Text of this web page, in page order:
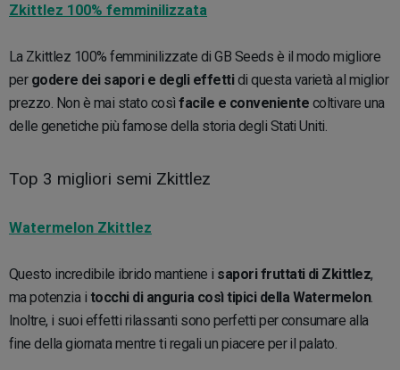
Zkittlez 100% femminilizzata
La Zkittlez 100% femminilizzate di GB Seeds è il modo migliore
per godere dei sapori e degli effettidi questa varietà al miglior
prezzo. Non è mai stato cosìfacile e conveniente coltivare una
delle genetiche più famose della storia degli Stati Uniti.
Top 3 migliori semi Zkittlez
Watermelon Zkittlez
Questo incredibile ibrido mantiene i sapori fruttati di Zkittlez,
ma potenzia i tocchi di anguria così tipici della Watermelon.
Inoltre, i suoi effetti rilassanti sono perfetti per consumare alla
fine della giornata mentre ti regali un piacere per il palato.